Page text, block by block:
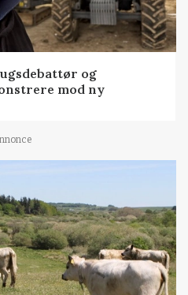
og
mod ny